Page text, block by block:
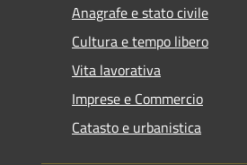
Anagrafe e stato civile
Cultura e tempo libero
Vita lavorativa
Imprese e Commercio
Catasto e urbanistica